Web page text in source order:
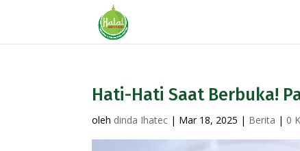
Hati-Hati Saat Berbuka!
oleh dinda Ihatec | Mar 18, 2025 | Berita | 0